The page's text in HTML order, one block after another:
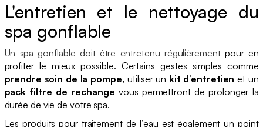
L'entretien et le nettoyage du
spa gonflable
Un spa gonflable doit être entretenu régulièrementpour en
profiter le mieux possible. Certains gestes simples comme
prendre soin de la pompe, utiliser un kit d’entretien et un
pack filtre de rechange vous permettront de prolonger la
durée de vie de votre spa.
Les produits pour traitement de l’eau est également un point